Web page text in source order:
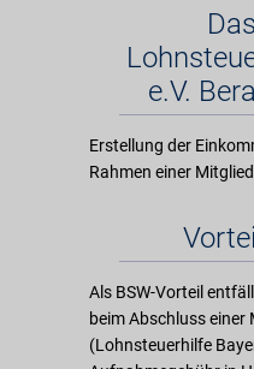
e.V.
Erstellung der
Rahmen einer
Als BSW-Vorteil
beim Abschluss
(Lohnsteuerhilfe